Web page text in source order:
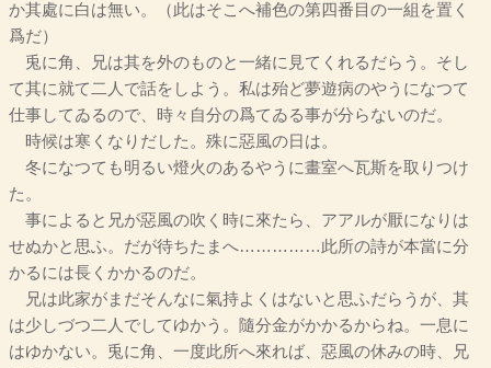
か其處に白は無い。（此はそこへ補色の第四番目の一組を置く
爲だ）
兎に角、兄は其を外のものと一緒に見てくれるだらう。そし
て其に就て二人で話をしよう。私は殆ど夢遊病のやうになつて
仕事してゐるので、時々自分の爲てゐる事が分らないのだ。
時候は寒くなりだした。殊に惡風の日は。
冬になつても明るい燈火のあるやうに畫室へ瓦斯を取りつけ
た。
事によると兄が惡風の吹く時に來たら、アアルが厭になりは
せぬかと思ふ。だが待ちたまへ……………此所の詩が本當に分
かるには長くかかるのだ。
兄は此家がまだそんなに氣持よくはないと思ふだらうが、其
は少しづつ二人でしてゆかう。隨分金がかかるからね。一息に
はゆかない。兎に角、一度此所へ來れば、惡風の休みの時、兄